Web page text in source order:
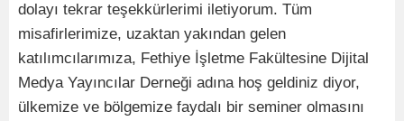
dolayı tekrar teşekkürlerimi iletiyorum. Tüm
misafirlerimize, uzaktan yakından gelen
katılımcılarımıza, Fethiye İşletme Fakültesine Dijital
Medya Yayıncılar Derneği adına hoş geldiniz diyor,
ülkemize ve bölgemize faydalı bir seminer olmasını